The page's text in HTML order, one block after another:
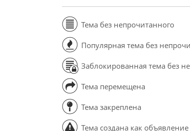
Тема без непрочитанного
Популярная тема без
Заблокированная тема без
Тема перемещена
Тема закреплена
Тема создана как объявление